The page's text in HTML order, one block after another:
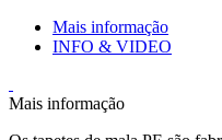
Mais informação
INFO & VIDEO
Mais informação